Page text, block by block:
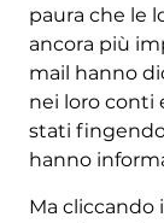
paura che le
ancora più
mail hanno
nei loro conti
stati
hanno
Ma cliccando